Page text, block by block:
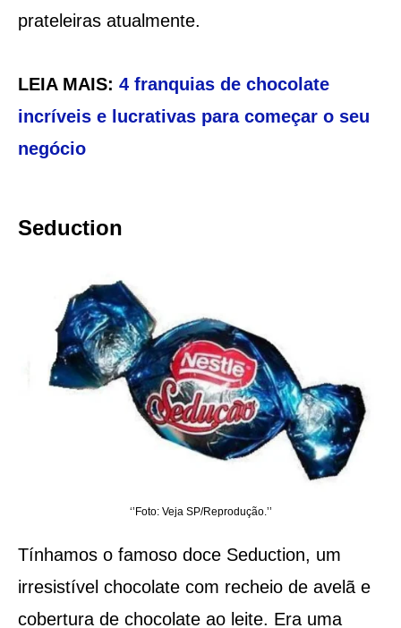
prateleiras atualmente.
LEIA MAIS: 4 franquias de chocolate
incríveis e lucrativas para começar o seu
negócio
Seduction
‘’Foto: Veja SP/Reprodução.’’
Tínhamos o famoso doce Seduction, um
irresistível chocolate com recheio de avelã e
cobertura de chocolate ao leite. Era uma